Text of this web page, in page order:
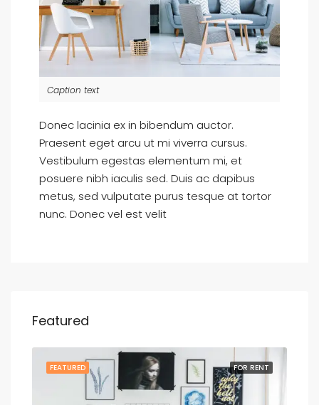
Caption text
Donec lacinia ex in bibendum auctor.
Praesent eget arcu ut mi viverra cursus.
Vestibulum egestas elementum mi, et
posuere nibh iaculis sed. Duis ac dapibus
metus, sed vulputate purus tesque at tortor
nunc. Donec vel est velit
Featured
FOR RENT
FEATURED